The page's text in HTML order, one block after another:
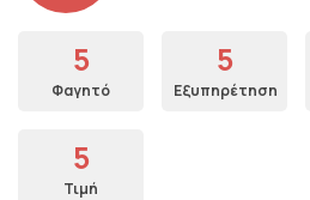
5
Φαγητό
5
Εξυπηρέτηση
5
Τιμή